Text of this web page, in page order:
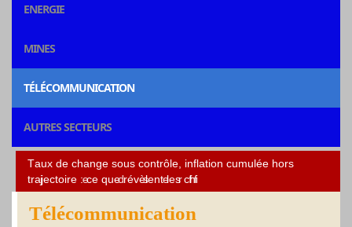
ENERGIE
MINES
TÉLÉCOMMUNICATION
AUTRES SECTEURS
Télécommunication